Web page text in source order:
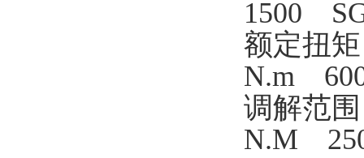
1500
额定扭矩
N.m
调解范围
N.M